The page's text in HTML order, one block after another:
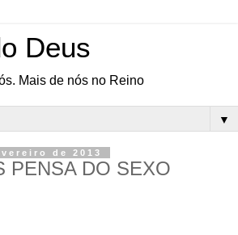
Deus
Mais de nós no Reino
▼
de 2013
PENSA DO SEXO